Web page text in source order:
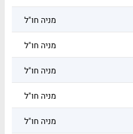
מניה חו"ל
מניה חו"ל
מניה חו"ל
מניה חו"ל
מניה חו"ל